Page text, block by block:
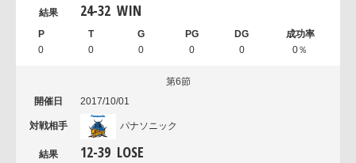
24-32 WIN
0 0 0 0 0 0％
第6節
2017/10/01
パナソニック
12-39 LOSE